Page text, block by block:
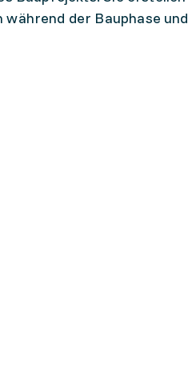
der Bauphase und